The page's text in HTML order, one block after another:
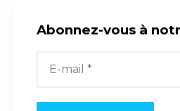
Abonnez-vous à